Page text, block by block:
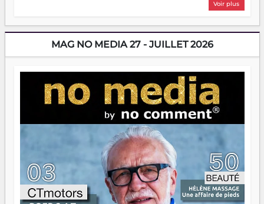
sans filet, souvent sans aide, mais toujours avec cette
encore meilleures. Aina Rasamoelina vient de décrocher le
Prix RFI Instrumental Afrique. Miangaly Elia rafle le Prix
jeunes qui tiennent la torche. Alors oui, on pourrait
s'arrêter là, applaudir et rentrer chez soi satisfait. Mais ce
serait passer à côté d'une chose essentielle. La fougue, ça
brûle fort — et parfois, ça brûle vite. Une flamme sans
direction peut éclairer autant qu'elle peut consumer. C'est
là que les aînés entrent en scène — pas pour reprendre le
gouvernail, mais pour montrer où sont les récifs. Les jeunes
ont la force, les vieux ont l'expérience, comme on dit. Ce
n'est pas un combat de générations — c'est une question
d'équipage. Partagez vos réussites, mais aussi vos échecs.
Surtout vos échecs, d'ailleurs — ils enseignent mieux que
n'importe quel manuel. À Madagascar, la barque avance.
Il faut juste s'assurer que tout le monde rame dans le
Voir plus
MAG NO MEDIA 27 - JUILLET 2026